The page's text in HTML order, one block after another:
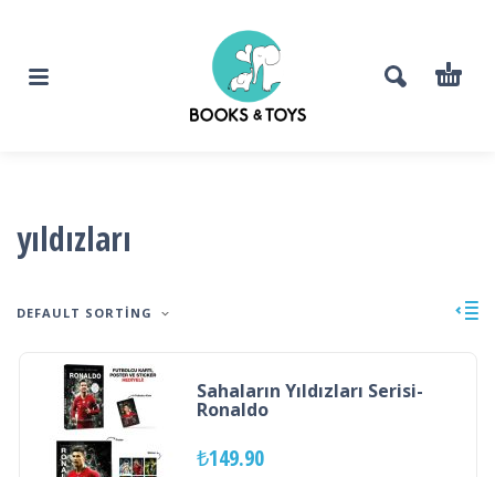
yıldızları
DEFAULT SORTING
Sahaların Yıldızları Serisi-
Ronaldo
₺149.90